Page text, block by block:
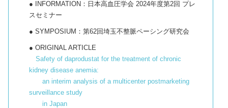
● INFORMATION：日本高血圧学会 2024年度第2回 プレ
スセミナー
● SYMPOSIUM：第62回埼玉不整脈ペーシング研究会
● ORIGINAL ARTICLE
Safety of daprodustat for the treatment of chronic
kidney disease anemia:
an interim analysis of a multicenter postmarketing
surveillance study
in Japan